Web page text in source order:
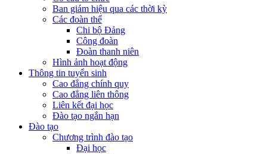
Ban giám hiệu qua các thời kỳ
Các đoàn thể
Chi bộ Đảng
Công đoàn
Đoàn thanh niên
Hình ảnh hoạt động
Thông tin tuyển sinh
Cao đẳng chính quy
Cao đẳng liên thông
Liên kết đại học
Đào tạo ngắn hạn
Đào tạo
Chương trình đào tạo
Đại học